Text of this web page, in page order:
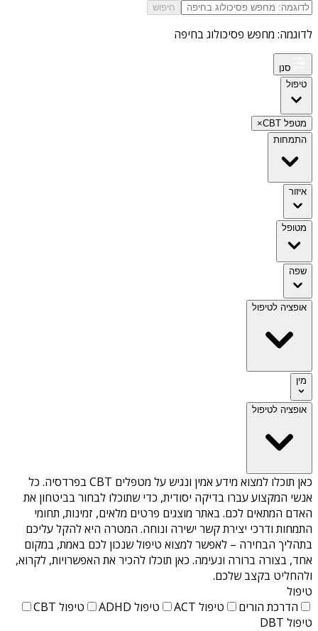
חיפוש
לדוגמה: מחפש פסיכולוג בחיפה
סנן
טיפול
מטפל CBT
×
התמחות
איזור
מטופל
שפה
אופציה לטיפול
מין
אופציה לטיפול
כאן תוכלו למצוא מידע אמין ונגיש על מטפלים CBT בפרדסיה
. כל
אנשי המקצוע עברו בדיקה יסודית, כדי שתוכלו לבחור בביטחון את
האדם המתאים לכם. באתר מוצגים פרטים מלאים, זמינות, תחומי
התמחות ודרכי יצירת קשר ישירה ונוחה. המטרה היא להקל עליכם
בתהליך הבחירה – לאפשר למצוא טיפול שנכון לכם באמת, במקום
אחד, בצורה ברורה ונעימה. כאן תוכלו להכיר את האפשרויות, לקרוא,
ולהחליט בקצב שלכם.
טיפול
הדרכת הורים
טיפול ACT טיפול ADHD
טיפול CBT
טיפול DBT